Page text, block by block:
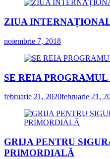
ZIUA
noiembrie 7, 2018
SE REIA
februarie 21, 2020februarie 21,
GRIJA PENTRU
PRIMORDIALĂ